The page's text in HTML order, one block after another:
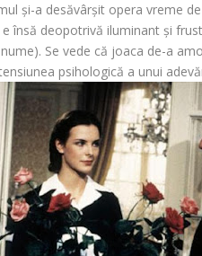
și-a desăvârșit opera vreme
însă deopotrivă iluminant și
Se vede că joaca de-a
psihologică a unui